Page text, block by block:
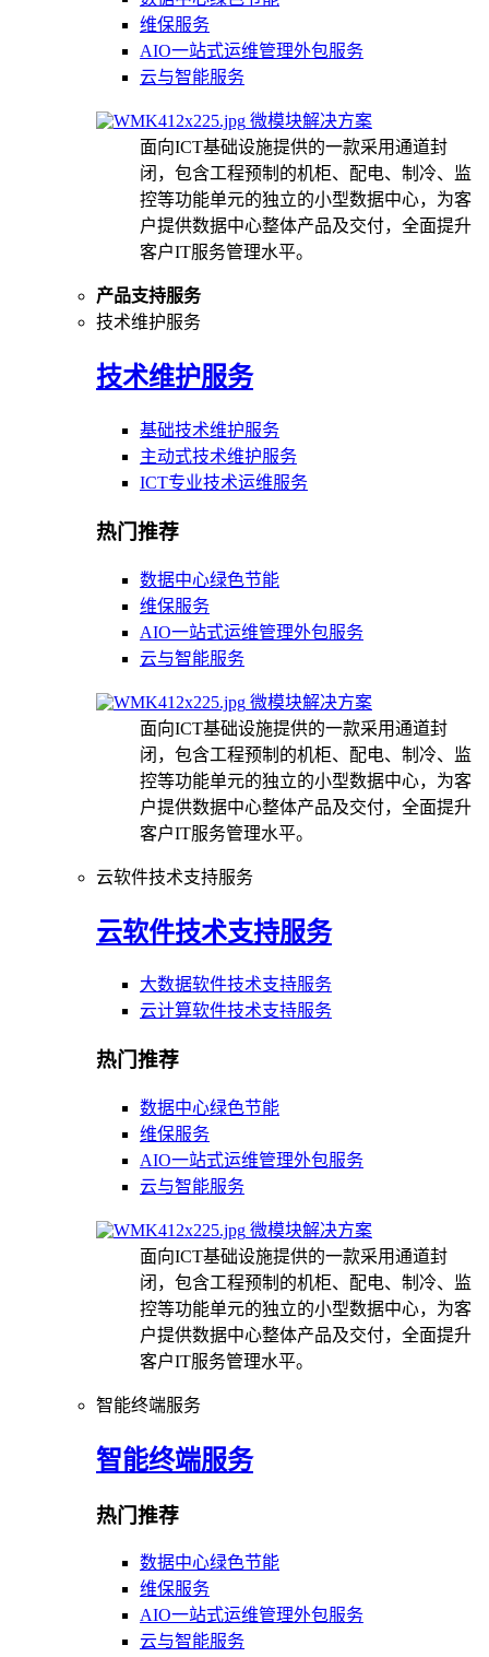
维保服务
AIO一站式运维管理外包服务
云与智能服务
微模块解决方案
面向ICT基础设施提供的一款采用通道封
闭，包含工程预制的机柜、配电、制冷、监
控等功能单元的独立的小型数据中心，为客
户提供数据中心整体产品及交付，全面提升
客户IT服务管理水平。
产品支持服务
技术维护服务
技术维护服务
基础技术维护服务
主动式技术维护服务
ICT专业技术运维服务
热门推荐
数据中心绿色节能
维保服务
AIO一站式运维管理外包服务
云与智能服务
微模块解决方案
面向ICT基础设施提供的一款采用通道封
闭，包含工程预制的机柜、配电、制冷、监
控等功能单元的独立的小型数据中心，为客
户提供数据中心整体产品及交付，全面提升
客户IT服务管理水平。
云软件技术支持服务
云软件技术支持服务
大数据软件技术支持服务
云计算软件技术支持服务
热门推荐
数据中心绿色节能
维保服务
AIO一站式运维管理外包服务
云与智能服务
微模块解决方案
面向ICT基础设施提供的一款采用通道封
闭，包含工程预制的机柜、配电、制冷、监
控等功能单元的独立的小型数据中心，为客
户提供数据中心整体产品及交付，全面提升
客户IT服务管理水平。
智能终端服务
智能终端服务
热门推荐
数据中心绿色节能
维保服务
AIO一站式运维管理外包服务
云与智能服务